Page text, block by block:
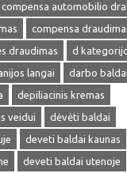
compensa automobilio
compensa
draudimas
d
langai darbo baldai
depiliacinis kremas
veidui
dėvėti baldai
deveti baldai kaunas
deveti baldai utenoje